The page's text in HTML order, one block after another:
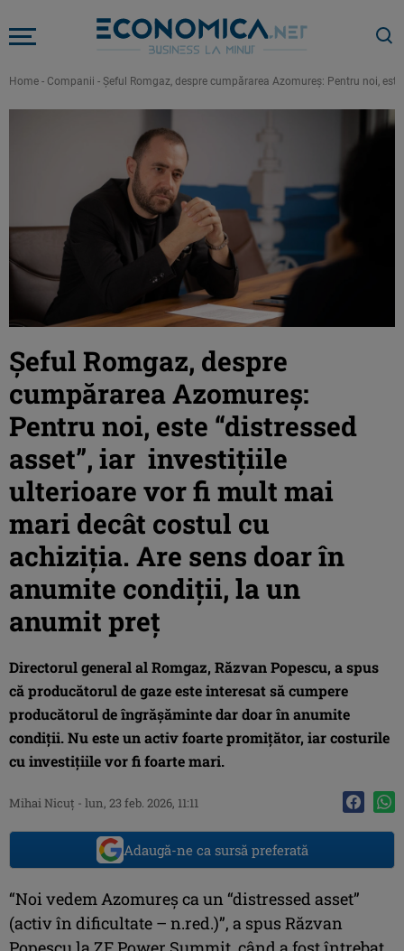
Home - Companii - Șeful Romgaz, despre cumpărarea Azomureș: Pentru noi,
Șeful Romgaz, despre
cumpărarea Azomureș:
Pentru noi, este “distressed
asset”, iar investițiile
ulterioare vor fi mult mai
mari decât costul cu
achiziția. Are sens doar în
anumite condiții, la un
anumit preț
Directorul general al Romgaz, Răzvan Popescu, a spus
că producătorul de gaze este interesat să cumpere
producătorul de îngrășăminte dar doar în anumite
condiții. Nu este un activ foarte promițător, iar costurile
cu investițiile vor fi foarte mari.
Mihai Nicuţ - lun, 23 feb. 2026, 11:11
Adaugă-ne ca sursă preferată
“Noi vedem Azomureș ca un “distressed asset”
(activ în dificultate – n.red.)”, a spus Răzvan